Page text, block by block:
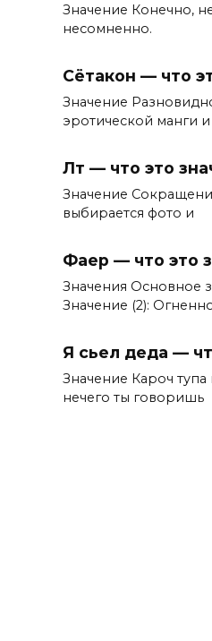
Значение Конечно,
несомненно.
Сётакон — что
Значение
эротической манги
Лт — что это
Значение
выбирается фото и
Фаер — что это
Значения Основное
Значение (2):
Я сьел деда —
Значение Кароч тупа
нечего ты говоришь